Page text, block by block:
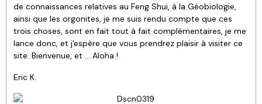
de connaissances relatives au Feng Shui, à la Géobiologie,
ainsi que les orgonites, je me suis rendu compte que ces
trois choses, sont en fait tout à fait complémentaires, je me
lance donc, et j'espère que vous prendrez plaisir à visiter ce
site. Bienvenue, et ... Aloha !
Eric K.